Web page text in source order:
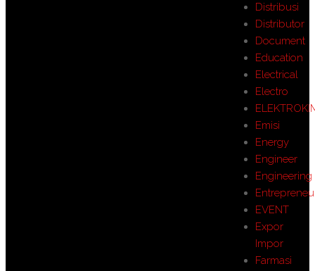
Distribusi
Distributor
Document
Education
Electrical
Electro
Emisi
Energy
Engineer
Engineering
EVENT
Expor
Impor
Farmasi